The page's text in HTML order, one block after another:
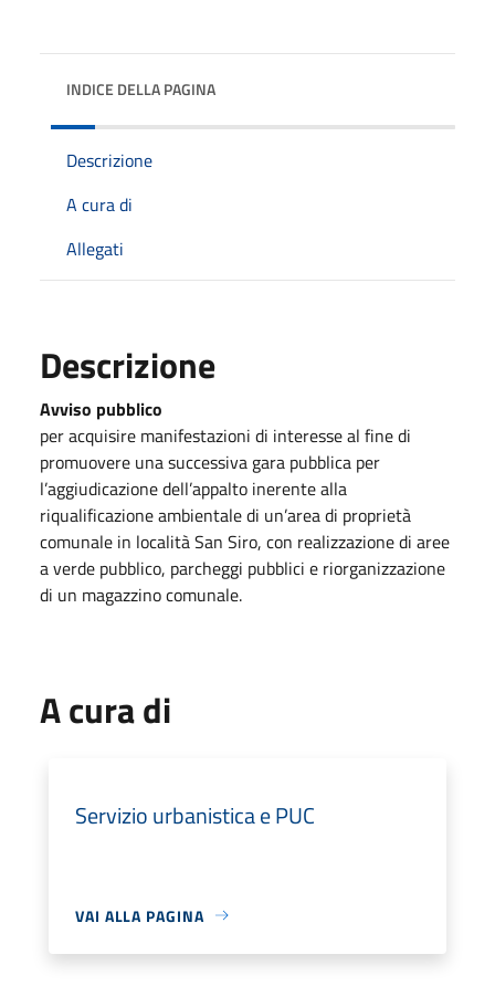
INDICE DELLA PAGINA
Descrizione
A cura di
Allegati
Descrizione
Avviso pubblico
per acquisire manifestazioni di interesse al fine di
promuovere una successiva gara pubblica per
l’aggiudicazione dell’appalto inerente alla
riqualificazione ambientale di un’area di proprietà
comunale in località San Siro, con realizzazione di aree
a verde pubblico, parcheggi pubblici e riorganizzazione
di un magazzino comunale.
A cura di
Servizio urbanistica e PUC
VAI ALLA PAGINA